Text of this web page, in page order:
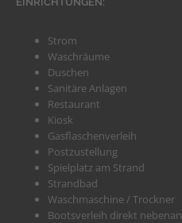
Strom
Waschräume
Duschen
Sanitäre Anlagen
Restaurant
Kiosk
Gasflaschenverleih
Postzustellung
Spielplatz am Strand
Strandbad
Waschmaschine / Trockner
Bootsverleih direkt nebenan